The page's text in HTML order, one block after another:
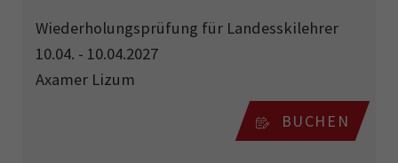
Wiederholungsprüfung für Landesskilehrer
10.04. - 10.04.2027
Axamer Lizum
BUCHEN